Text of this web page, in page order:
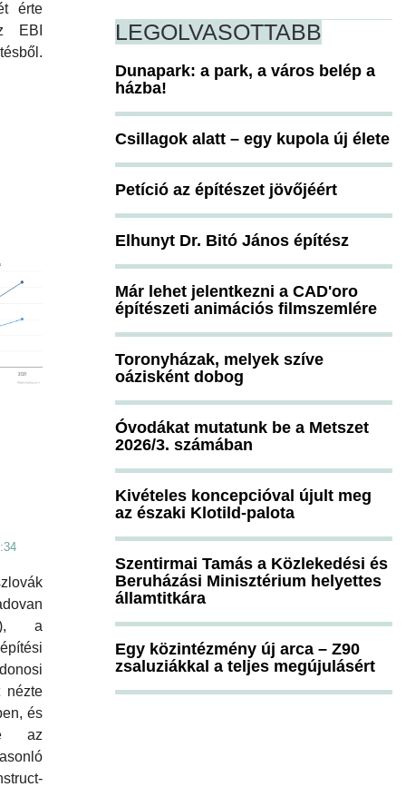
érte
EBI
a
nézte
és
az
LEGOLVASOTTABB
Dunapark: a park, a város belép a
házba!
Csillagok alatt – egy kupola új élete
Petíció az építészet jövőjéért
Elhunyt Dr. Bitó János építész
Már lehet jelentkezni a CAD'oro
építészeti animációs filmszemlére
Toronyházak, melyek szíve
oázisként dobog
Óvodákat mutatunk be a Metszet
2026/3. számában
Kivételes koncepcióval újult meg
az északi Klotild-palota
Szentirmai Tamás a Közlekedési és
Beruházási Minisztérium helyettes
államtitkára
Egy közintézmény új arca – Z90
zsaluziákkal a teljes megújulásért